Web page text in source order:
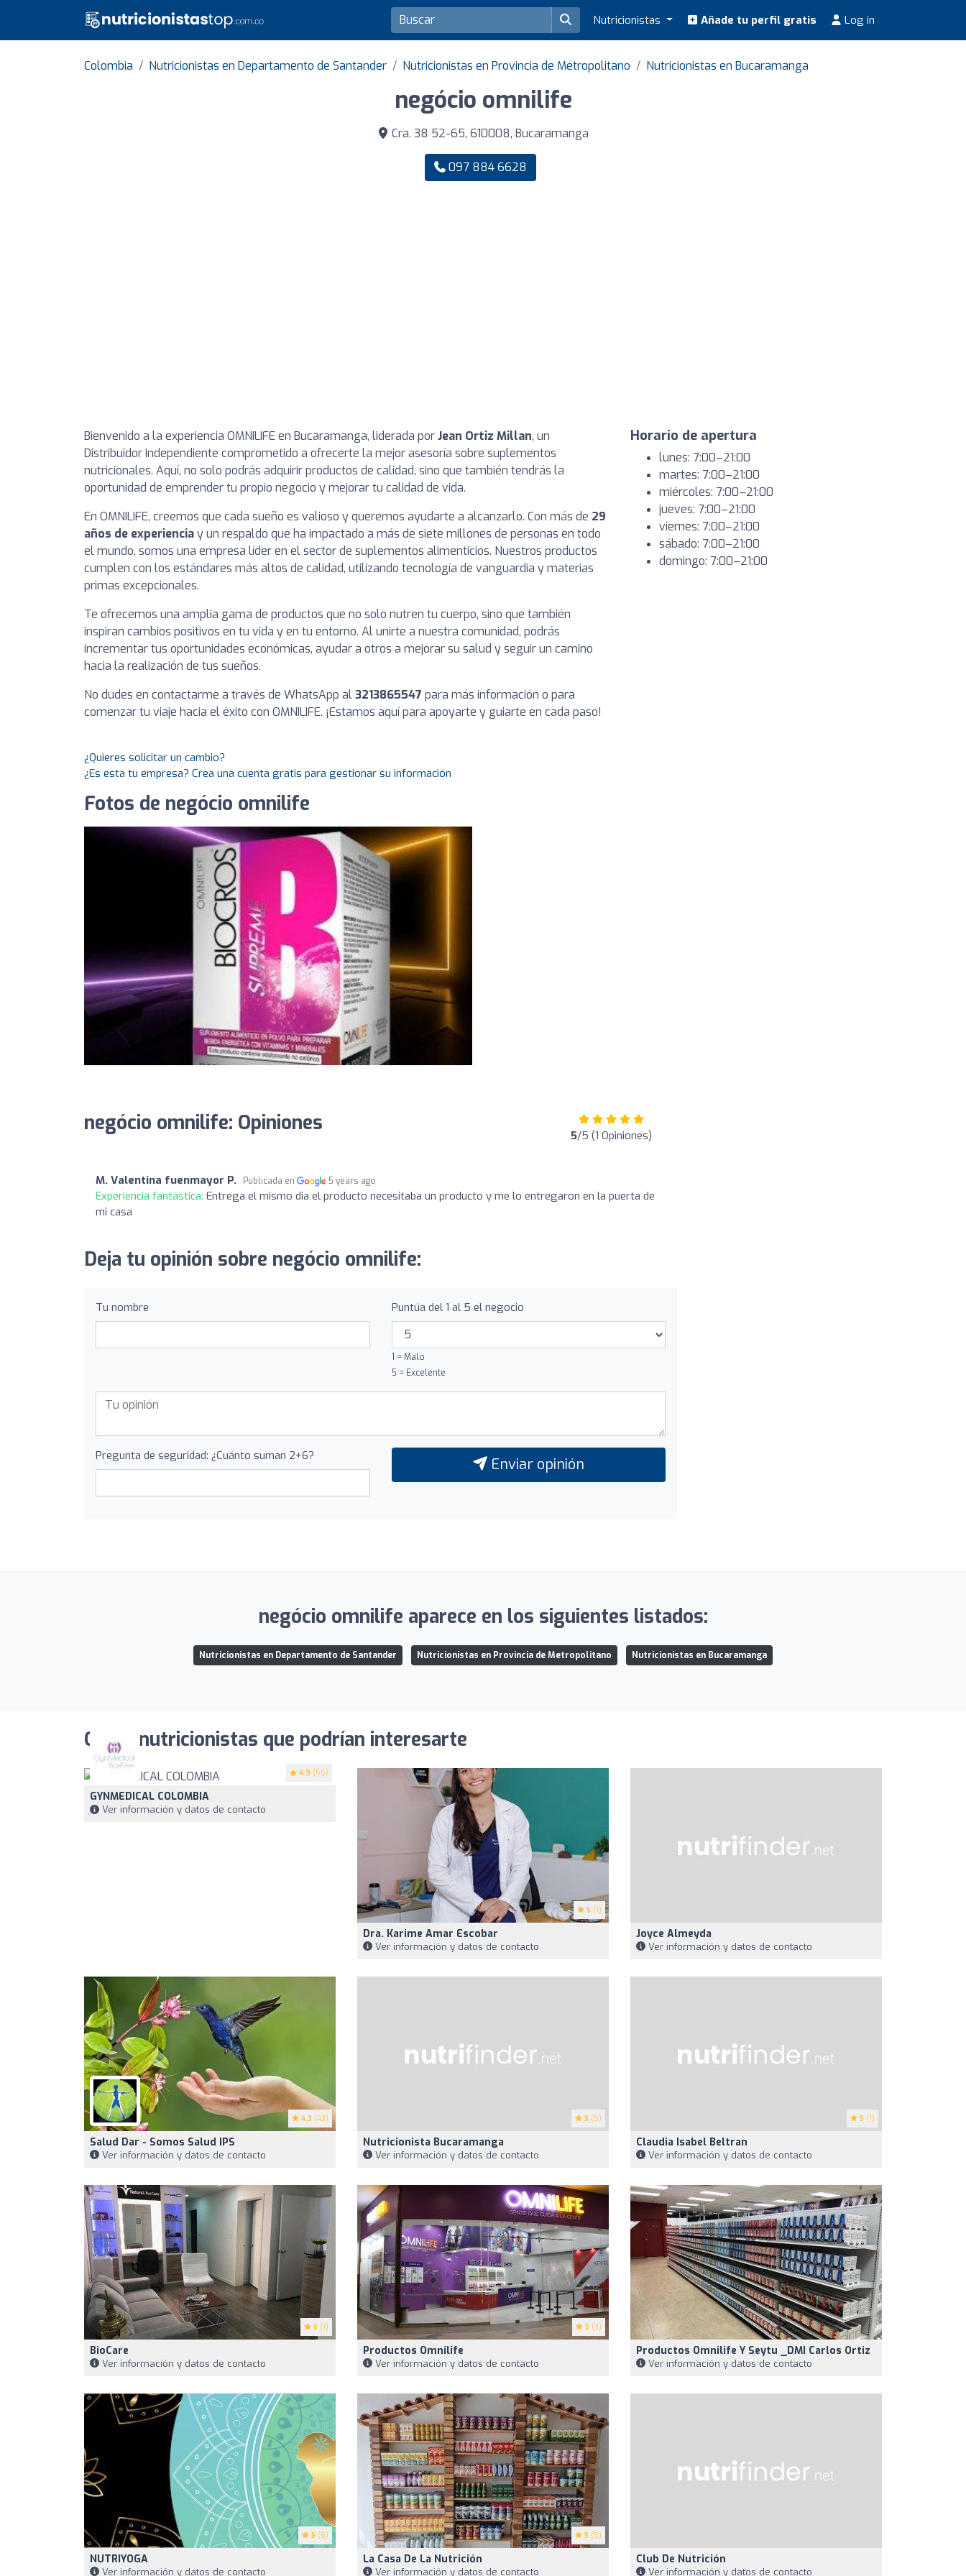
Nutricionistas Añade tu perfil gratis Log in
Colombia Nutricionistas en Departamento de Santander Nutricionistas en Provincia de Metropolitano Nutricionistas en Bucaramanga
negócio omnilife
Cra. 38 52-65, 610008, Bucaramanga
097 884 6628
Bienvenido a la experiencia OMNILIFE en Bucaramanga, liderada porJean Ortiz Millan, un
Distribuidor Independiente comprometido a ofrecerte la mejor asesoría sobre suplementos
nutricionales. Aquí, no solo podrás adquirir productos de calidad, sino que también tendrás la
oportunidad de emprender tu propio negocio y mejorar tu calidad de vida.
En OMNILIFE, creemos que cada sueño es valioso y queremos ayudarte a alcanzarlo. Con más de 29
años de experienciay un respaldo que ha impactado a más de siete millones de personas en todo
el mundo, somos una empresa líder en el sector de suplementos alimenticios. Nuestros productos
cumplen con los estándares más altos de calidad, utilizando tecnología de vanguardia y materias
primas excepcionales.
Te ofrecemos una amplia gama de productos que no solo nutren tu cuerpo, sino que también
inspiran cambios positivos en tu vida y en tu entorno. Al unirte a nuestra comunidad, podrás
incrementar tus oportunidades económicas, ayudar a otros a mejorar su salud y seguir un camino
hacia la realización de tus sueños.
No dudes en contactarme a través de WhatsApp al3213865547 para más información o para
comenzar tu viaje hacia el éxito con OMNILIFE. ¡Estamos aquí para apoyarte y guiarte en cada paso!
Horario de apertura
lunes: 7:00–21:00
martes: 7:00–21:00
miércoles: 7:00–21:00
jueves: 7:00–21:00
viernes: 7:00–21:00
sábado: 7:00–21:00
domingo: 7:00–21:00
¿Quieres solicitar un cambio?
¿Es esta tu empresa? Crea una cuenta gratis para gestionar su información
Fotos de negócio omnilife
negócio omnilife: Opiniones 5/5 (1 Opiniones)
M. Valentina fuenmayor P. Publicada en 5 years ago
Experiencia fantástica: Entrega el mismo dia el producto necesitaba un producto y me lo entregaron en la puerta de
mi casa
Deja tu opinión sobre negócio omnilife:
Tu nombre Puntúa del 1 al 5 el negocio
1 = Malo
5 = Excelente
Pregunta de seguridad: ¿Cuánto suman 2+6? Enviar opinión
negócio omnilife aparece en los siguientes listados:
Nutricionistas en Departamento de Santander Nutricionistas en Provincia de Metropolitano Nutricionistas en Bucaramanga
Otros nutricionistas que podrían interesarte
4.9 (55)
GYNMEDICAL COLOMBIA
Ver información y datos de contacto
5 (1)
Dra. Karime Amar Escobar
Ver información y datos de contacto
Joyce Almeyda
Ver información y datos de contacto
4.3 (43)
Salud Dar - Somos Salud IPS
Ver información y datos de contacto
5 (5)
Nutricionista Bucaramanga
Ver información y datos de contacto
5 (1)
Claudia Isabel Beltran
Ver información y datos de contacto
5 (1)
BioCare
Ver información y datos de contacto
5 (3)
Productos Omnilife
Ver información y datos de contacto
Productos Omnilife Y Seytu _DMI Carlos Ortiz
Ver información y datos de contacto
5 (5)
NUTRIYOGA
Ver información y datos de contacto
5 (5)
La Casa De La Nutrición
Ver información y datos de contacto
Club De Nutrición
Ver información y datos de contacto